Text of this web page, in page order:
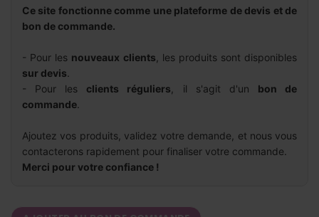
Ce site fonctionne comme une plateforme de devis et de
bon de commande.
- Pour les nouveaux clients , les produits sont disponibles
sur devis
- Pour les clients réguliers , il s'agit d'un bon de
commande
Ajoutez vos produits, validez votre demande, et nous vous
contacterons rapidement pour finaliser votre commande.
Merci pour votre confiance !